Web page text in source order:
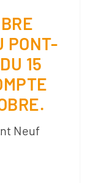
PONT-
15
Neuf